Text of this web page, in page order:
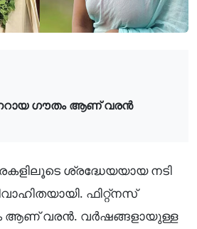
ഗൗതം ആണ് വരൻ
ശ്രദ്ധേയയായ നടി
ഫിറ്റ്നസ്
ആണ് വരൻ. വർഷങ്ങളായുള്ള